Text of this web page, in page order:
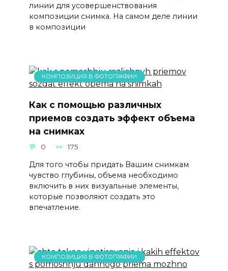
линии для усовершенствования
композиции снимка. На самом деле линии
в композиции
КОМПОЗИЦИЯ В ФОТОГРАФИИ
Как с помощью различных
приемов создать эффект объема
на снимках
0 175
Для того чтобы придать Вашим снимкам
чувство глубины, объема необходимо
включить в них визуальные элементы,
которые позволяют создать это
впечатление.
КОМПОЗИЦИЯ В ФОТОГРАФИИ